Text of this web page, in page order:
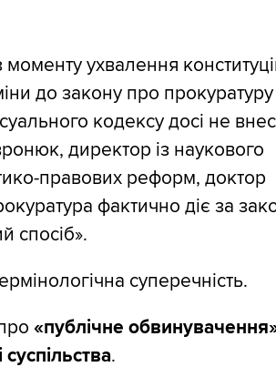
моменту ухвалення
до закону про прокуратуру
кодексу досі не
директор із наукового
правових реформ, доктор
фактично діє за
спосіб».
суперечність.
«публічне
суспільства.